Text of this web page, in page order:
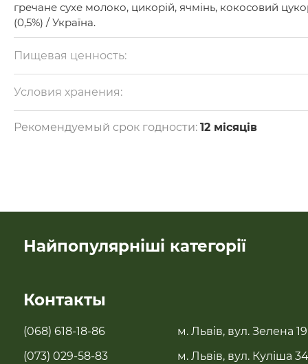
гречане сухе молоко, цикорій, ячмінь, кокосовий
(0,5%) / Україна.
Пищевая ценность:
на 100 г: білки — 6 г, жири — 13 г, вуглеводи — 56 г.
Калорійність — 378 ккал.
Условия хранения:
Зберігати в сухому місці при температурі +15-25 °С.
Рекомендуемый срок годности: 12 місяців
Найпопулярніші категорії
Бестселери
Контакты
(068) 618-18-86
(073) 029-58-83
м. Львів, вул. Зелена 19
м. Львів, вул. Куліша 34